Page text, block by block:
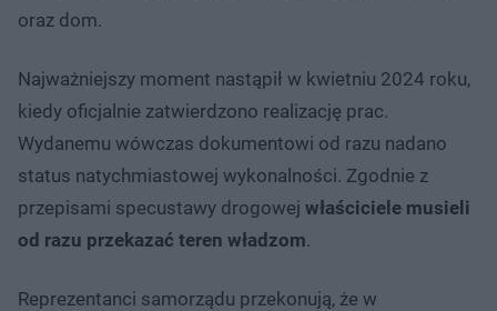
oraz dom.
Najważniejszy moment nastąpił w kwietniu 2024 roku,
kiedy oficjalnie zatwierdzono realizację prac.
Wydanemu wówczas dokumentowi od razu nadano
status natychmiastowej wykonalności. Zgodnie z
przepisami specustawy drogowej właściciele musieli
od razu przekazać teren władzom.
Reprezentanci samorządu przekonują, że w